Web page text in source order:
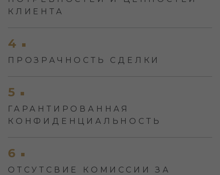
КЛИЕНТА
4
ПРОЗРАЧНОСТЬ СДЕЛКИ
5
ГАРАНТИРОВАННАЯ
КОНФИДЕНЦИАЛЬНОСТЬ
6
ОТСУТСВИЕ КОМИССИИ ЗА